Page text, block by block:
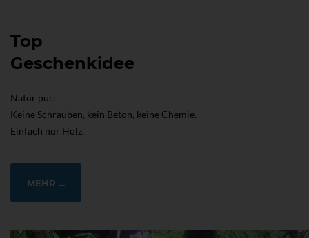
Top
Geschenkidee
Natur pur:
Keine Schrauben, kein Beton, keine Chemie.
Einfach nur Holz.
MEHR ...